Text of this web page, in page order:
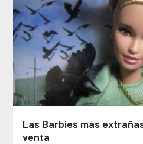
Las Barbies más
venta